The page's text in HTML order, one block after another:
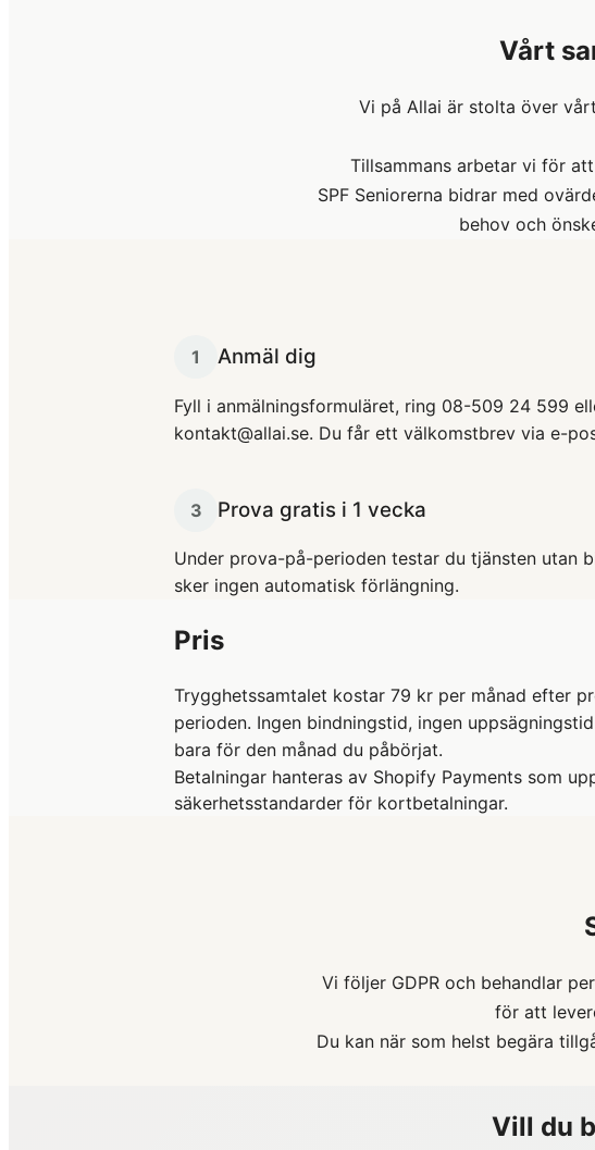
Vårt
Vi på Allai är stolta över
Tillsammans arbetar vi för
SPF Seniorerna bidrar med
behov och
1 Anmäl dig
Fyll i anmälningsformuläret, ring 08-509 24 599
kontakt@allai.se. Du får ett välkomstbrev via e-
3 Prova gratis i 1 vecka
Under prova-på-perioden testar du tjänsten utan
sker ingen automatisk förlängning.
Pris
Trygghetssamtalet kostar 79 kr per månad efter
perioden. Ingen bindningstid, ingen
bara för den månad du påbörjat.
Betalningar hanteras av Shopify Payments som
säkerhetsstandarder för kortbetalningar.
Vi följer GDPR och behandlar
för att
Du kan när som helst begära
Vill du